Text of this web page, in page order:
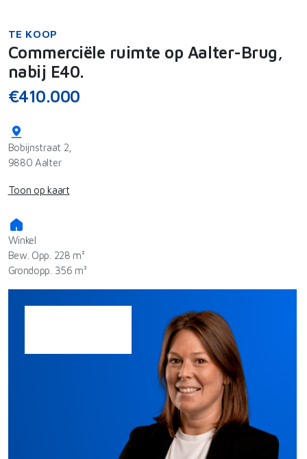
TE KOOP
Commerciële ruimte op Aalter-Brug,
nabij E40.
€410.000
Bobijnstraat 2,
9880 Aalter
Toon op kaart
Winkel
Bew. Opp. 228 m²
Grondopp. 356 m²